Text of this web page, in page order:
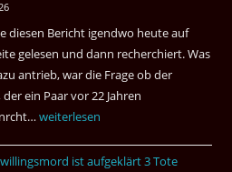
diesen Bericht igendwo heute auf
gelesen und dann recherchiert. Was
antrieb, war die Frage ob der
der ein Paar vor 22 Jahren
Nach
Jahren,
weiterlesen
ist aufgeklärt 3 Tote